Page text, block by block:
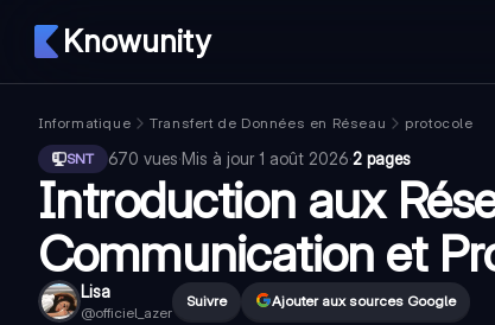
Knowunity
Informatique Transfert de Données en Réseau
protocole
SNT
670 vues·Mis à jour1 août 2026·2 pages
Introduction aux
Communication et
Lisa
@officiel_azer
Suivre Ajouter aux sources Google